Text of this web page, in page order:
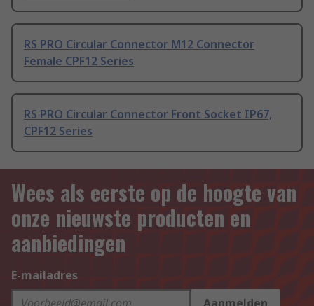
RS PRO Circular Connector M12 Connector
Female CPF12 Series
RS PRO Circular Connector Front Socket IP67,
CPF12 Series
Wees als eerste op de hoogte van
onze nieuwste producten en
aanbiedingen
E-mailadres